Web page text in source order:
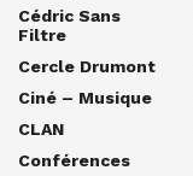
Cédric Sans
Filtre
Cercle Drumont
Ciné – Musique
CLAN
Conférences